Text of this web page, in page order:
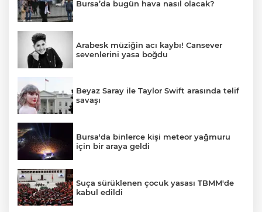
Bursa’da bugün hava nasıl olacak?
Arabesk müziğin acı kaybı! Cansever
sevenlerini yasa boğdu
Beyaz Saray ile Taylor Swift arasında telif
savaşı
Bursa'da binlerce kişi meteor yağmuru
için bir araya geldi
Suça sürüklenen çocuk yasası TBMM'de
kabul edildi